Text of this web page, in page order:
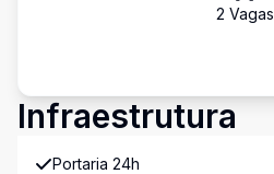
2 Vagas
Infraestrutura
Portaria 24h